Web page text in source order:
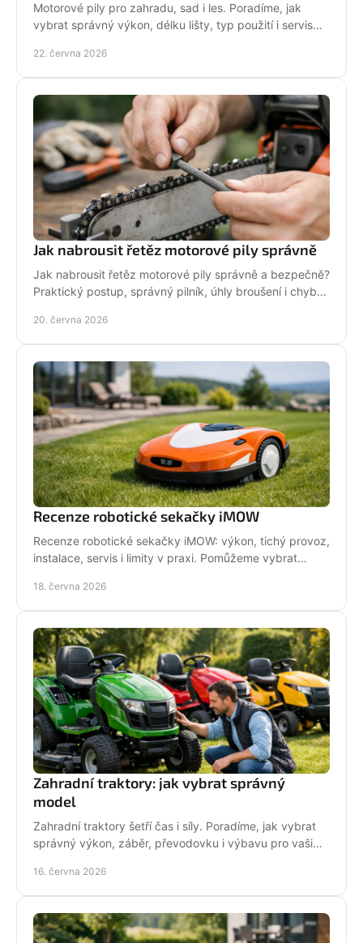
Motorové pily pro zahradu, sad i les. Poradíme, jak
vybrat správný výkon, délku lišty, typ použití i servis
22. června 2026
Jak nabrousit řetěz motorové pily správně
Jak nabrousit řetěz motorové pily správně a bezpečně?
Praktický postup, správný pilník, úhly broušení i chyby,
20. června 2026
Recenze robotické sekačky iMOW
Recenze robotické sekačky iMOW: výkon, tichý provoz,
instalace, servis i limity v praxi. Pomůžeme vybrat
18. června 2026
Zahradní traktory: jak vybrat správný
model
Zahradní traktory šetří čas i síly. Poradíme, jak vybrat
správný výkon, záběr, převodovku i výbavu pro vaši
16. června 2026